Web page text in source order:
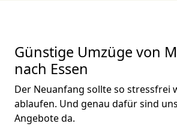
Günstige Umzüge von
nach Essen
Der Neuanfang sollte so stressfrei
ablaufen. Und genau dafür sind
Angebote da.